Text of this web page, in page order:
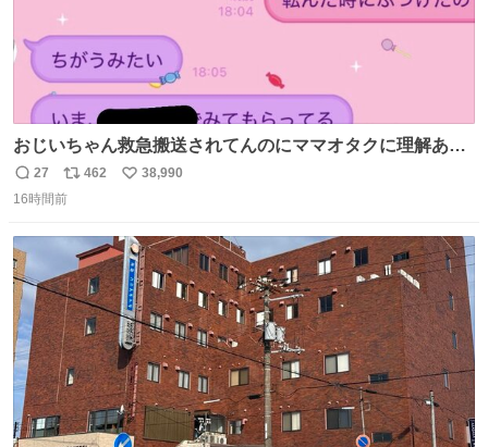
おじいちゃん救急搬送されてんのにママオタクに理解あっ
て不謹慎だけどウケる
返
信
27
リ
ポ
ト
数
462
い
数
38,990
16時間前